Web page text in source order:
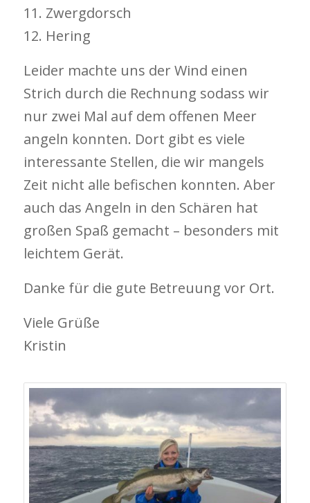
11. Zwergdorsch
12. Hering
Leider machte uns der Wind einen
Strich durch die Rechnung sodass wir
nur zwei Mal auf dem offenen Meer
angeln konnten. Dort gibt es viele
interessante Stellen, die wir mangels
Zeit nicht alle befischen konnten. Aber
auch das Angeln in den Schären hat
großen Spaß gemacht – besonders mit
leichtem Gerät.
Danke für die gute Betreuung vor Ort.
Viele Grüße
Kristin